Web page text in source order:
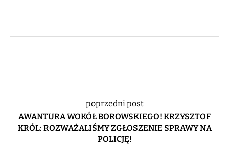
poprzedni post
AWANTURA WOKÓŁ BOROWSKIEGO! KRZYSZTOF
KRÓL: ROZWAŻALIŚMY ZGŁOSZENIE SPRAWY NA
POLICJĘ!